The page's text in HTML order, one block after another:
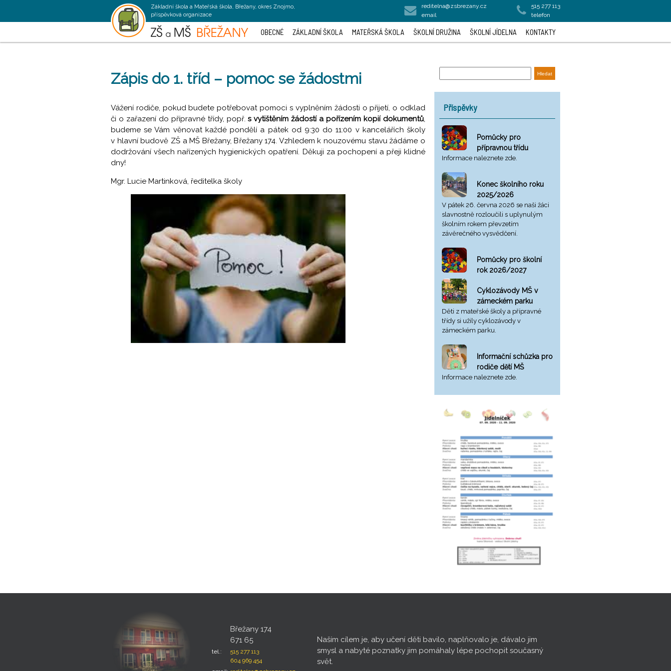
Základní škola a Mateřská škola, Břežany, okres Znojmo,
příspěvková organizace
reditelna@zsbrezany.cz
email
515 277 113
telefon
OBECNÉ ZÁKLADNÍ ŠKOLA MATEŘSKÁ ŠKOLA ŠKOLNÍ DRUŽINA ŠKOLNÍ JÍDELNA KONTAKTY
Zápis do 1. tříd – pomoc se žádostmi
Vážení rodiče, pokud budete potřebovat pomoci s vyplněním žádosti o přijetí, o odklad
či o zařazení do přípravné třídy, popř.s vytištěním žádostí a pořízením kopií dokumentů,
budeme se Vám věnovat každé pondělí a pátek od 9:30 do 11:00 v kancelářích školy
v hlavní budově ZŠ a MŠ Břežany, Břežany 174. Vzhledem k nouzovému stavu žádáme o
dodržování všech nařízených hygienických opatření. Děkuji za pochopení a přeji klidné
dny!
Mgr. Lucie Martinková, ředitelka školy
Příspěvky
Pomůcky pro
přípravnou třídu
Informace naleznete zde.
Konec školního roku
2025/2026
V pátek 26. června 2026 se naši žáci
slavnostně rozloučili s uplynulým
školním rokem převzetím
závěrečného vysvědčení.
Pomůcky pro školní
rok 2026/2027
Cyklozávody MŠ v
zámeckém parku
Děti z mateřské školy a přípravné
třídy si užily cyklozávody v
zámeckém parku.
Informační schůzka pro
rodiče dětí MŠ
Informace naleznete zde.
Břežany 174
671 65
tel.:
515 277 113
604 969 454
Naším cílem je, aby učení děti bavilo, naplňovalo je, dávalo jim
smysl a nabyté poznatky jim pomáhaly lépe pochopit současný
svět.